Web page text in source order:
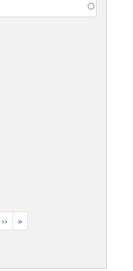
Page suivante
›› Dernière page
»